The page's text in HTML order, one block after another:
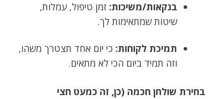
בנקאות/משיכות: זמן טיפול, עמלות,
שיטות שמתאימות לך.
תמיכת לקוחות: כי יום אחד תצטרך משהו,
וזה תמיד ביום הכי לא מתאים.
בחירת שולחן חכמה (כן, זה כמעט חצי